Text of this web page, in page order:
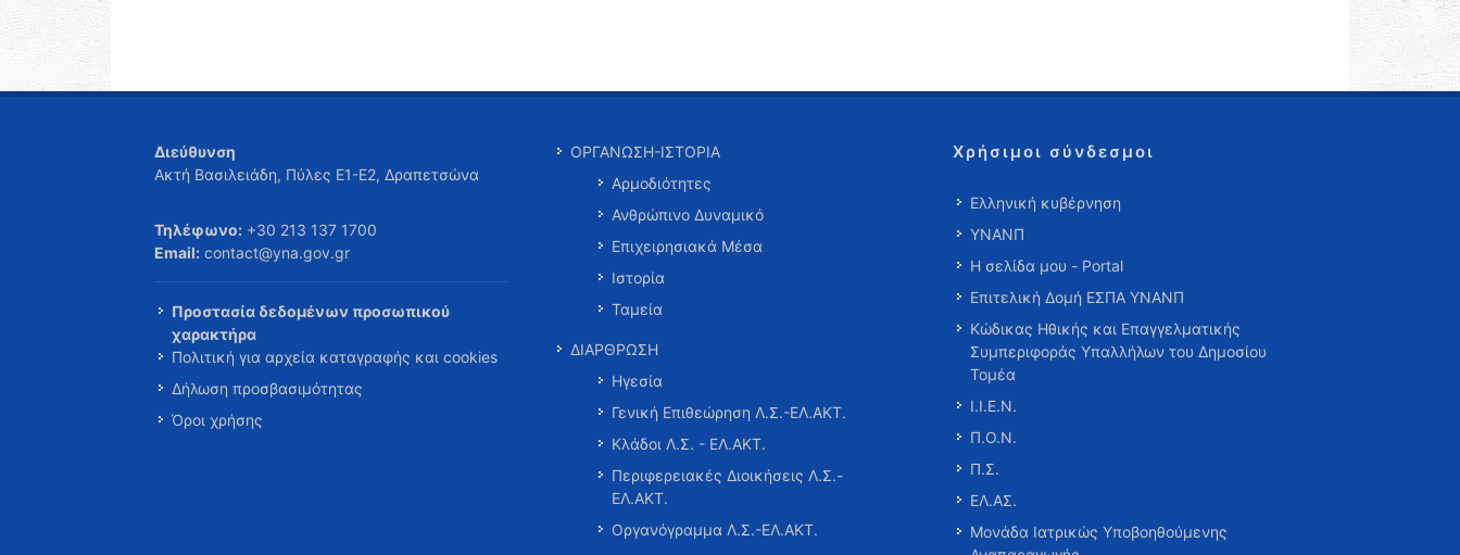
Διεύθυνση
Ακτή Βασιλειάδη, Πύλες Ε1-Ε2, Δραπετσώνα
Τηλέφωνο: +30 213 137 1700
Email: contact@yna.gov.gr
Προστασία δεδομένων προσωπικού
χαρακτήρα
Πολιτική για αρχεία καταγραφής και cookies
Δήλωση προσβασιμότητας
Όροι χρήσης
ΟΡΓΑΝΩΣΗ-ΙΣΤΟΡΙΑ
Αρμοδιότητες
Ανθρώπινο Δυναμικό
Επιχειρησιακά Μέσα
Ιστορία
Ταμεία
ΔΙΑΡΘΡΩΣΗ
Ηγεσία
Γενική Επιθεώρηση Λ.Σ.-ΕΛ.ΑΚΤ.
Κλάδοι Λ.Σ. - ΕΛ.ΑΚΤ.
Περιφερειακές Διοικήσεις Λ.Σ.-
ΕΛ.ΑΚΤ.
Οργανόγραμμα Λ.Σ.-ΕΛ.ΑΚΤ.
Χρήσιμοι σύνδεσμοι
Ελληνική κυβέρνηση
ΥΝΑΝΠ
Η σελίδα μου - Portal
Επιτελική Δομή ΕΣΠΑ ΥΝΑΝΠ
Κώδικας Ηθικής και Επαγγελματικής
Συμπεριφοράς Υπαλλήλων του Δημοσίου
Τομέα
Ι.Ι.Ε.Ν.
Π.Ο.Ν.
Π.Σ.
ΕΛ.ΑΣ.
Μονάδα Ιατρικώς Υποβοηθούμενης